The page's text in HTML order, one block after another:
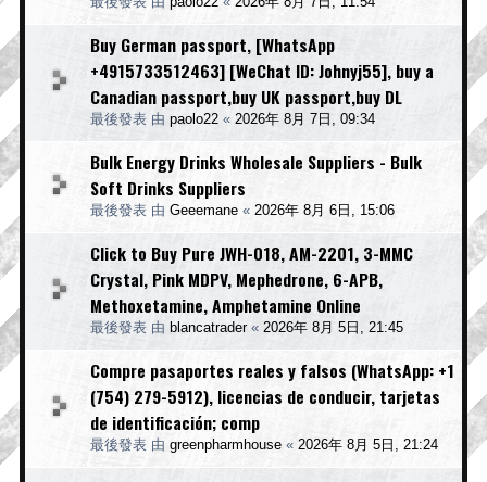
Buy German passport, [WhatsApp
+4915733512463] [WeChat ID: Johnyj55], buy a
Canadian passport,buy UK passport,buy DL
最後發表 由 paolo22 « 2026年 8月 7日, 09:34
Bulk Energy Drinks Wholesale Suppliers - Bulk
Soft Drinks Suppliers
最後發表 由 Geeemane « 2026年 8月 6日, 15:06
Click to Buy Pure JWH-018, AM-2201, 3-MMC
Crystal, Pink MDPV, Mephedrone, 6-APB,
Methoxetamine, Amphetamine Online
最後發表 由 blancatrader« 2026年 8月 5日, 21:45
Compre pasaportes reales y falsos (WhatsApp: +1
(754) 279-5912), licencias de conducir, tarjetas
de identificación; comp
最後發表 由 greenpharmhouse « 2026年 8月 5日, 21:24